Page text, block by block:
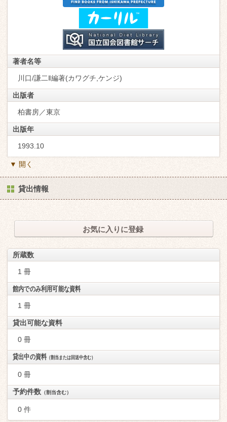
著者名等
川口/謙二‖編著(カワグチ,ケンジ)
出版者
柏書房／東京
出版年
1993.10
▼ 開く
貸出情報
お気に入りに登録
所蔵数
1 冊
館内でのみ利用可能な資料
1 冊
貸出可能な資料
0 冊
貸出中の資料（割当または回送中含む）
0 冊
予約件数 （割当含む）
0 件